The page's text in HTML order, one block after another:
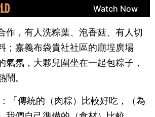
作，有人洗粽葉、泡香菇、有人切
；嘉義布袋貴社社區的廟埕廣場
氣氛，大夥兒圍坐在一起包粽子，
鬧。
「傳統的（肉粽）比較好吃，（為